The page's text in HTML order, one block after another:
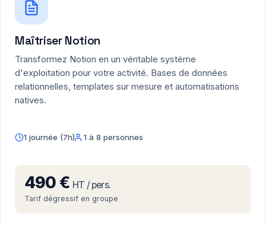
Maîtriser Notion
Transformez Notion en un véritable système
d'exploitation pour votre activité. Bases de données
relationnelles, templates sur mesure et automatisations
natives.
1 journée (7h) 1 à 8 personnes
490 € HT / pers.
Tarif dégressif en groupe